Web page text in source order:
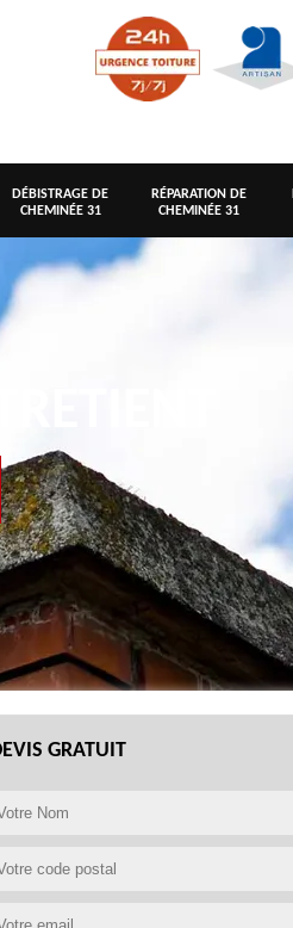
DÉBISTRAGE DE
CHEMINÉE 31
RÉPARATION DE
CHEMINÉE 31
GRATUIT